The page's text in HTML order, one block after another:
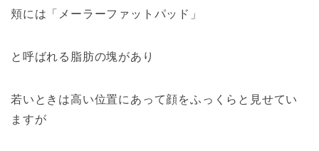
頬には「メーラーファットパッド」
と呼ばれる脂肪の塊があり
若いときは高い位置にあって顔をふっくらと見せてい
ますが